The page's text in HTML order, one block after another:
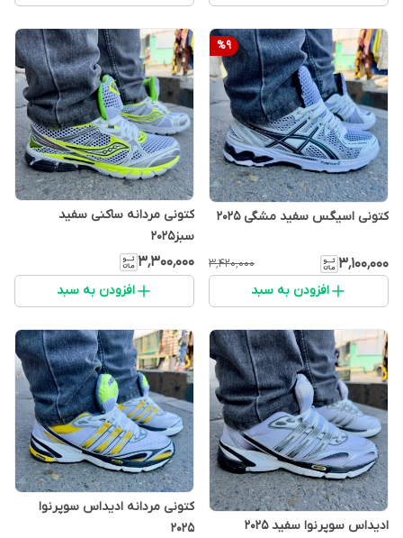
%9
کتونی اسیگس سفید مشگی 2025
۳٬۱۰۰٬۰۰۰ ۳٬۴۲۰٬۰۰۰
افزودن به سبد
کتونی مردانه ساکنی سفید
سبز2025
۳٬۳۰۰٬۰۰۰
افزودن به سبد
ادیداس سوپرنوا سفید 2025
کتونی مردانه ادیداس سوپرنوا
2025